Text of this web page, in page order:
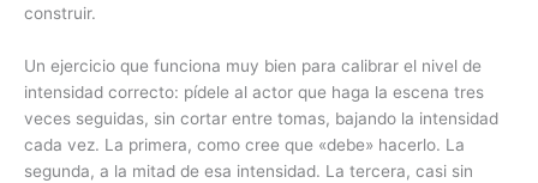
construir.
Un ejercicio que funciona muy bien para calibrar el nivel de
intensidad correcto: pídele al actor que haga la escena tres
veces seguidas, sin cortar entre tomas, bajando la intensidad
cada vez. La primera, como cree que «debe» hacerlo. La
segunda, a la mitad de esa intensidad. La tercera, casi sin